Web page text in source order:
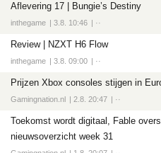
Aflevering 17 | Bungie’s Destiny
inthegame 3.8. 10:46 ··
Review | NZXT H6 Flow
inthegame 3.8. 09:00 ··
Prijzen Xbox consoles stijgen in
Gamingnation.nl 2.8. 20:47 ··
Toekomst wordt digitaal, Fable
nieuwsoverzicht week 31